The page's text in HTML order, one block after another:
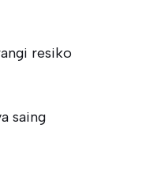
resiko
saing